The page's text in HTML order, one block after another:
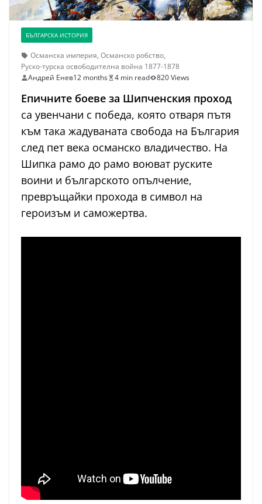
БЪЛГАРСКА ИСТОРИЯ
Османска империя, Османско робство,
Руско-турска освободителна война 1877-1878
Андрей Енев12 months 4 min read 820 Views
Eпичните боеве за Шипченския проход
са увенчани с победа, която отваря пътя
към така жадуваната свобода на България
след пет века османско владичество. На
Шипка рамо до рамо воюват руските
воини и българското опълчение,
превръщайки прохода в символ на
героизъм и саможертва.